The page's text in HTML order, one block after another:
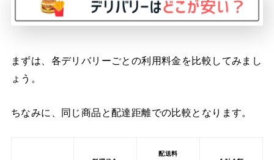
まずは、各デリバリーごとの利用料金を比較してみまし
ょう。
ちなみに、同じ商品と配達距離での比較となります。
配送料